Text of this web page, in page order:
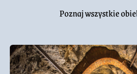
Poznaj wszystkie